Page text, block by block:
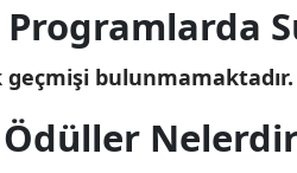
bulunmamaktadır.
Ödüller